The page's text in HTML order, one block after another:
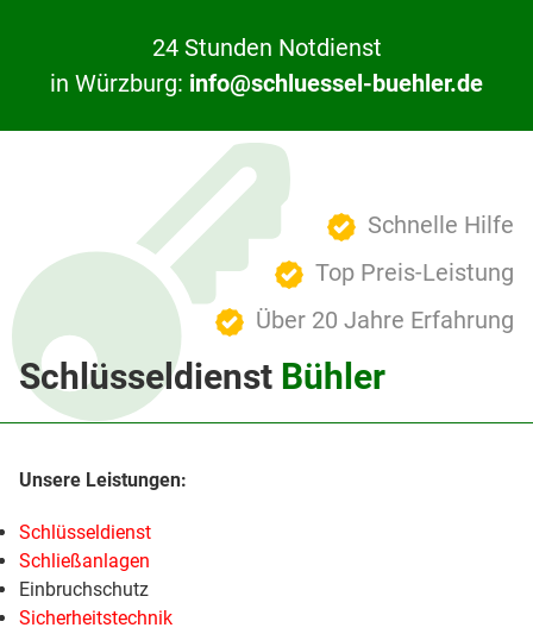
24 Stunden Notdienst
in Würzburg: info@schluessel-buehler.de
Schnelle Hilfe
Top Preis-Leistung
Über 20 Jahre Erfahrung
Schlüsseldienst Bühler
Schlüsseldienst
Schließanlagen
Einbruchschutz
Sicherheitstechnik